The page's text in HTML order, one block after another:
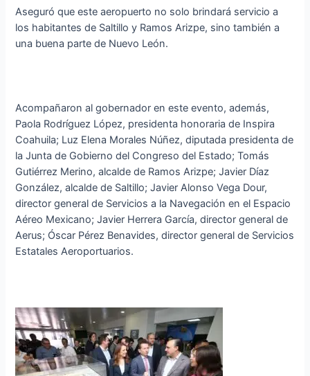
Aseguró que este aeropuerto no solo brindará servicio a
los habitantes de Saltillo y Ramos Arizpe, sino también a
una buena parte de Nuevo León.
Acompañaron al gobernador en este evento, además,
Paola Rodríguez López, presidenta honoraria de Inspira
Coahuila; Luz Elena Morales Núñez, diputada presidenta de
la Junta de Gobierno del Congreso del Estado; Tomás
Gutiérrez Merino, alcalde de Ramos Arizpe; Javier Díaz
González, alcalde de Saltillo; Javier Alonso Vega Dour,
director general de Servicios a la Navegación en el Espacio
Aéreo Mexicano; Javier Herrera García, director general de
Aerus; Óscar Pérez Benavides, director general de Servicios
Estatales Aeroportuarios.